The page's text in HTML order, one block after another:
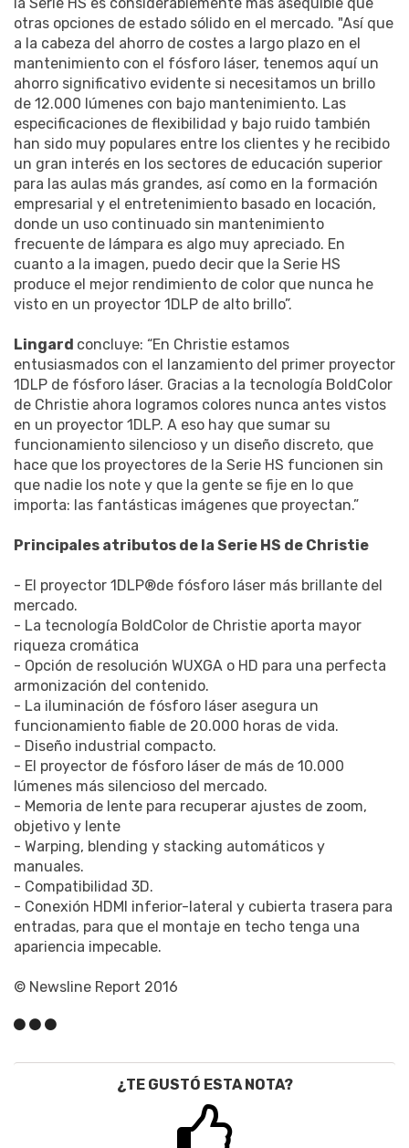
otras opciones de estado sólido en el mercado. "Así que
a la cabeza del ahorro de costes a largo plazo en el
mantenimiento con el fósforo láser, tenemos aquí un
ahorro significativo evidente si necesitamos un brillo
de 12.000 lúmenes con bajo mantenimiento. Las
especificaciones de flexibilidad y bajo ruido también
han sido muy populares entre los clientes y he recibido
un gran interés en los sectores de educación superior
para las aulas más grandes, así como en la formación
empresarial y el entretenimiento basado en locación,
donde un uso continuado sin mantenimiento
frecuente de lámpara es algo muy apreciado. En
cuanto a la imagen, puedo decir que la Serie HS
produce el mejor rendimiento de color que nunca he
visto en un proyector 1DLP de alto brillo”.
Lingard concluye: “En Christie estamos
entusiasmados con el lanzamiento del primer proyector
1DLP de fósforo láser. Gracias a la tecnología BoldColor
de Christie ahora logramos colores nunca antes vistos
en un proyector 1DLP. A eso hay que sumar su
funcionamiento silencioso y un diseño discreto, que
hace que los proyectores de la Serie HS funcionen sin
que nadie los note y que la gente se fije en lo que
importa: las fantásticas imágenes que proyectan.”
Principales atributos de la Serie HS de Christie
- El proyector 1DLP®de fósforo láser más brillante del
mercado.
- La tecnología BoldColor de Christie aporta mayor
riqueza cromática
- Opción de resolución WUXGA o HD para una perfecta
armonización del contenido.
- La iluminación de fósforo láser asegura un
funcionamiento fiable de 20.000 horas de vida.
- Diseño industrial compacto.
- El proyector de fósforo láser de más de 10.000
lúmenes más silencioso del mercado.
- Memoria de lente para recuperar ajustes de zoom,
objetivo y lente
- Warping, blending y stacking automáticos y
manuales.
- Compatibilidad 3D.
- Conexión HDMI inferior-lateral y cubierta trasera para
entradas, para que el montaje en techo tenga una
apariencia impecable.
© Newsline Report 2016
¿TE GUSTÓ ESTA NOTA?